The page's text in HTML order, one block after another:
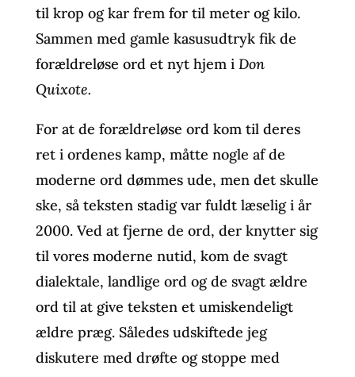
til krop og kar frem for til meter og kilo.
Sammen med gamle kasusudtryk fik de
forældreløse ord et nyt hjem i Don
Quixote.
For at de forældreløse ord kom til deres
ret i ordenes kamp, måtte nogle af de
moderne ord dømmes ude, men det skulle
ske, så teksten stadig var fuldt læselig i år
2000. Ved at fjerne de ord, der knytter sig
til vores moderne nutid, kom de svagt
dialektale, landlige ord og de svagt ældre
ord til at give teksten et umiskendeligt
ældre præg. Således udskiftede jeg
diskutere med drøfte og stoppe med